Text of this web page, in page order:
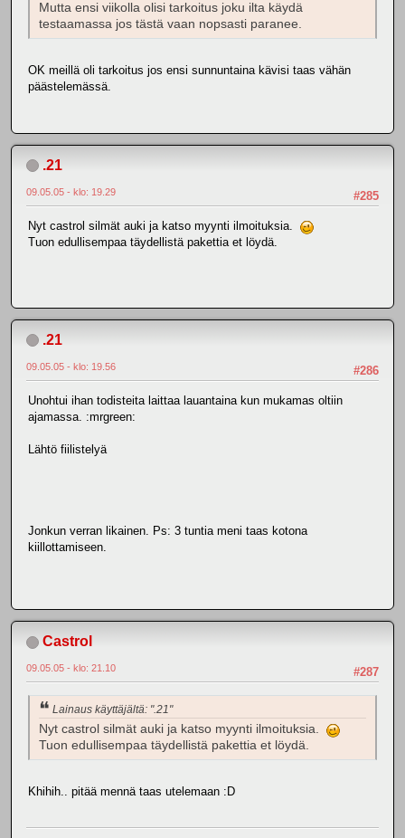
Mutta ensi viikolla olisi tarkoitus joku ilta käydä
testaamassa jos tästä vaan nopsasti paranee.
OK meillä oli tarkoitus jos ensi sunnuntaina kävisi taas vähän
päästelemässä.
.21
#285
09.05.05 - klo: 19.29
Nyt castrol silmät auki ja katso myynti ilmoituksia.
Tuon edullisempaa täydellistä pakettia et löydä.
.21
#286
09.05.05 - klo: 19.56
Unohtui ihan todisteita laittaa lauantaina kun mukamas oltiin
ajamassa. :mrgreen:
Lähtö fiilistelyä
Jonkun verran likainen. Ps: 3 tuntia meni taas kotona
kiillottamiseen.
Castrol
#287
09.05.05 - klo: 21.10
Lainaus käyttäjältä: ".21"
Nyt castrol silmät auki ja katso myynti ilmoituksia.
Tuon edullisempaa täydellistä pakettia et löydä.
Khihih.. pitää mennä taas utelemaan :D